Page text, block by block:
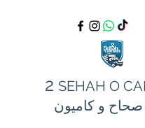
2 SEHAH O
و كاميون